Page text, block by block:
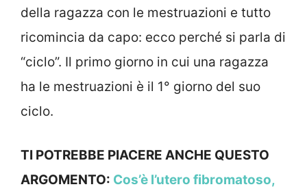
della ragazza con le mestruazioni e tutto
ricomincia da capo: ecco perché si parla di
“ciclo”. Il primo giorno in cui una ragazza
ha le mestruazioni è il 1° giorno del suo
ciclo.
TI POTREBBE PIACERE ANCHE QUESTO
ARGOMENTO: Cos’è l’utero fibromatoso,